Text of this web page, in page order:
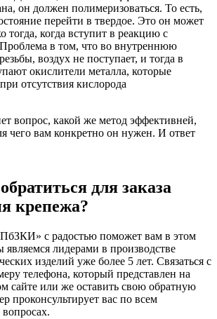
он должен полимеризоваться. То есть,
перейти в твердое. Это он может
тогда, когда вступит в реакцию с
в том, что во внутреннюю
воздух не поступает, и тогда в
окислители металла, которые
отсутствия кислорода
вопрос, какой же метод эффективней,
чего вам конкретно он нужен. И ответ
для заказа
крепежа?
с радостью поможет вам в этом
являемся лидерами в производстве
изделий уже более 5 лет. Связаться с
телефона, который представлен на
сайте или же оставить свою обратную
проконсультирует вас по всем